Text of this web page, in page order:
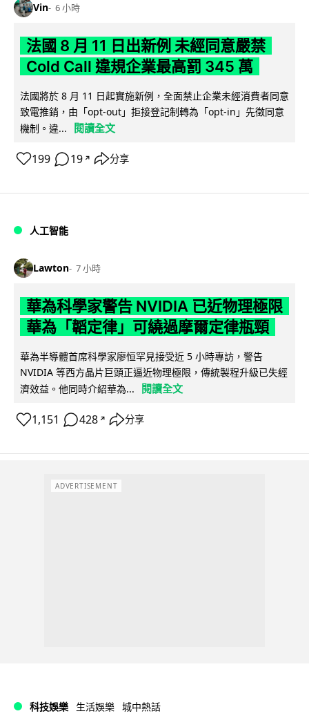
Vin 6 小時
法國 8 月 11 日出新例 未經同意嚴禁
Cold Call 違規企業最高罰 345 萬
法國將於 8 月 11 日起實施新例，全面禁止企業未經消費者同意
致電推銷，由「opt-out」拒接登記制轉為「opt-in」先徵同意
機制。違...
閱讀全文
199 19 ↗ 分享
人工智能
Lawton 7 小時
華為科學家警告 NVIDIA 已近物理極限
華為「韜定律」可繞過摩爾定律瓶頸
華為半導體首席科學家廖恒罕見接受近 5 小時專訪，警告
NVIDIA 等西方晶片巨頭正逼近物理極限，傳統製程升級已失經
濟效益。他同時介紹華為...
閱讀全文
1,151 428 ↗ 分享
ADVERTISEMENT
科技娛樂 生活娛樂 城中熱話